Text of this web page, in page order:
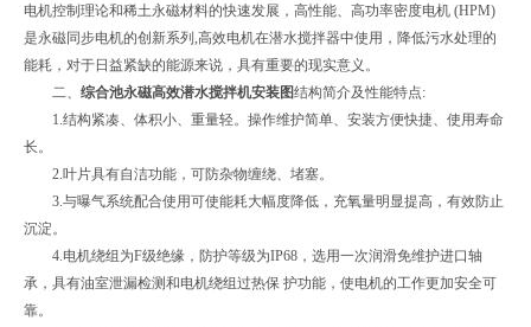
电机控制理论和稀土永磁材料的快速发展，高性能、高功率密度电机 (HPM)
是永磁同步电机的创新系列,高效电机在潜水搅拌器中使用，降低污水处理的
能耗，对于日益紧缺的能源来说，具有重要的现实意义。
二、 综合池永磁高效潜水搅拌机安装图结构简介及性能特点:
1.结构紧凑、体积小、重量轻。操作维护简单、安装方便快捷、使用寿命
长。
2.叶片具有自洁功能，可防杂物缠绕、堵塞。
3.与曝气系统配合使用可使能耗大幅度降低，充氧量明显提高，有效防止
沉淀。
4.电机绕组为F级绝缘，防护等级为IP68，选用一次润滑免维护进口轴
承，具有油室泄漏检测和电机绕组过热保 护功能，使电机的工作更加安全可
靠。